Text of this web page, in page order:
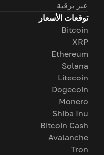
عبر برقية
توقعات الأسعار
Bitcoin
XRP
Ethereum
Solana
Litecoin
Dogecoin
Monero
Shiba Inu
Bitcoin Cash
Avalanche
Tron